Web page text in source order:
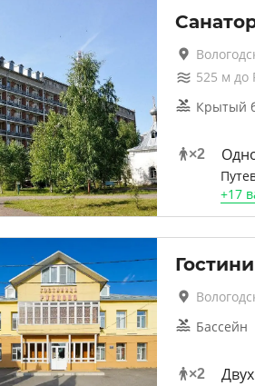
525 м до
Крытый
×2
+17
Бассейн
×2